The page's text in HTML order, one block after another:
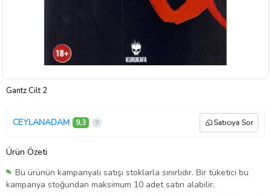
Gantz Cilt 2
CEYLANADAM 9,3 Satıcıya Sor
Ürün Özeti
Bu ürünün kampanyalı satışı stoklarla sınırlıdır. Bir tüketici bu
kampanya stoğundan maksimum 10 adet satın alabilir.